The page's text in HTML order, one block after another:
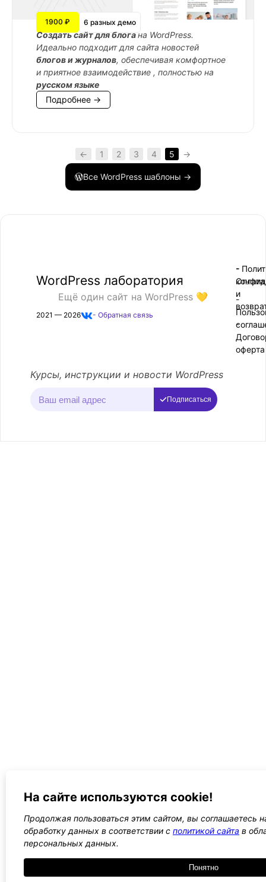
1900 ₽ 6 разных демо
Cоздать сайт для блогана WordPress.
Идеально подходит для сайта новостей
блогов и журналов, обеспечивая комфортное
и приятное взаимодействие , полностью на
русском языке
Подробнее →
← 1 2 3 4 5 →
Все WordPress шаблоны →
WordPress лаборатория
Ещё один сайт на WordPress 💛
2021 — 2026 - Обратная связь
-
-
-
Оплата
и
-
оферта
Курсы, инструкции и новости WordPress
Подписаться
На сайте используются cookie!
Продолжая пользоваться этим сайтом, вы соглашаетесь
обработку данных в соответствии с политикой сайта в
персональных данных.
Понятно